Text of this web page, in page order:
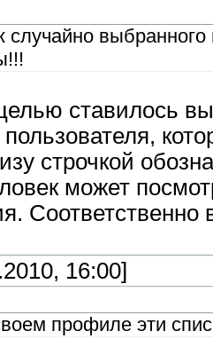
ставилось
строчкой
может
Соответственно
16:00]
профиле эти